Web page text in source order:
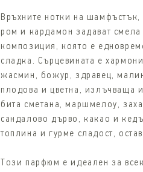
Връхните нотки на
ром и кардамон задават
композиция, която е
сладка. Сърцевината е
жасмин, божур, здравец,
плодова и цветна, излъчваща
бита сметана, маршмелоу,
сандалово дърво, какао и
топлина и гурме сладост,
Този парфюм е идеален за